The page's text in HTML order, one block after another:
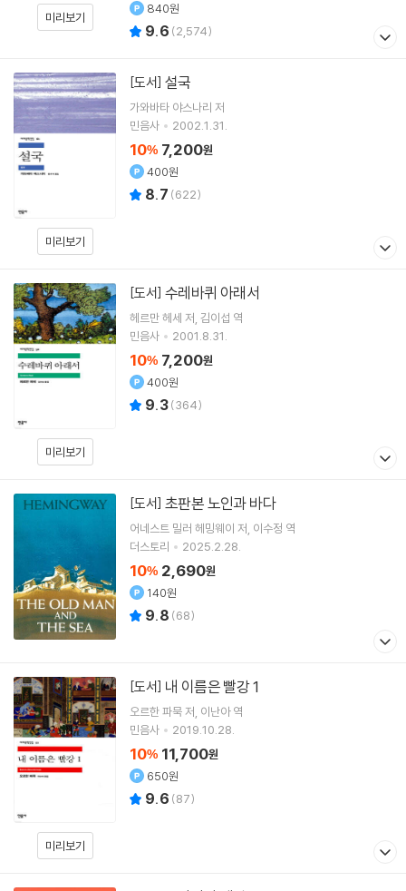
미리보기
840원
9.6 (2,574)
미리보기
[도서] 설국
가와바타 야스나리 저
민음사
2002.1.31.
10% 7,200원
400원
8.7 (622)
미리보기
[도서] 수레바퀴 아래서
헤르만 헤세 저 김이섭 역
민음사
2001.8.31.
10% 7,200원
400원
9.3(364)
[도서] 초판본 노인과 바다
어네스트 밀러 헤밍웨이 저 이수정 역
더스토리
2025.2.28.
10% 2,690원
140원
9.8 (68)
미리보기
[도서] 내 이름은 빨강 1
오르한 파묵저 이난아역
민음사
2019.10.28.
10% 11,700원
650원
9.6 (87)